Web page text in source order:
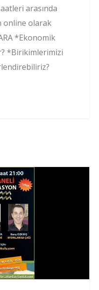
arasında
online olarak
*Ekonomik
*Birikimlerimizi